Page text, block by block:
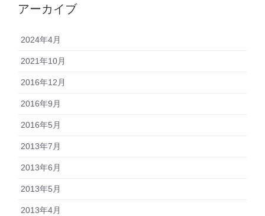
アーカイブ
2024年4月
2021年10月
2016年12月
2016年9月
2016年5月
2013年7月
2013年6月
2013年5月
2013年4月